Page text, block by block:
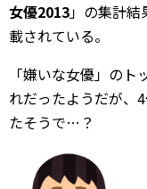
女優2013」の集計結
載されている。
「嫌いな女優」の
れだったようだが、
たそうで…？